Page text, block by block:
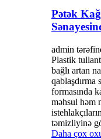
Pətək
admin
Plastik
bağlı artan
formasında
məhsul həm
təmizliyinə
Daha çox